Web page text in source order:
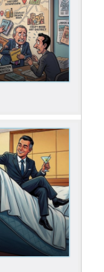
minutos del
a los
Catedral, la
mercados de
permite
importantes
a un refugio